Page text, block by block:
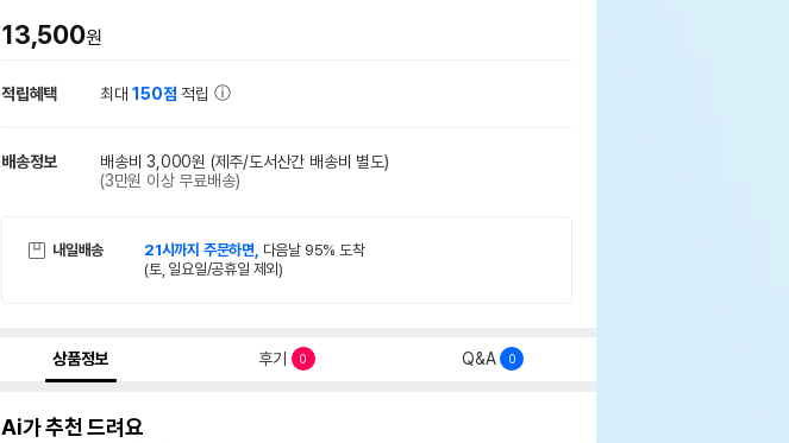
13,500원
적립혜택 최대150점 적립
배송정보 배송비 3,000원 (제주/도서산간 배송비 별도)
(3만원 이상 무료배송)
내일배송 21시까지 주문하면, 다음날 95% 도착
(토, 일요일/공휴일 제외)
상품정보 후기 0 Q&A 0
Ai가 추천 드려요